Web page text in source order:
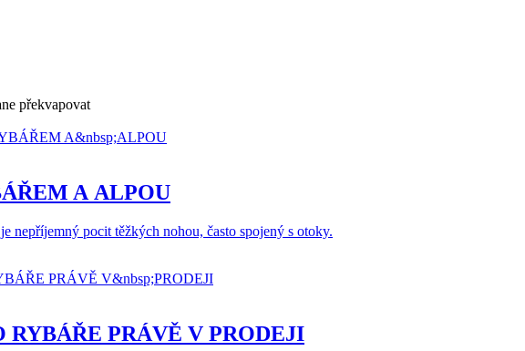
překvapovat
A ALPOU
nepříjemný pocit těžkých nohou, často spojený s otoky.
RYBÁŘE PRÁVĚ V PRODEJI